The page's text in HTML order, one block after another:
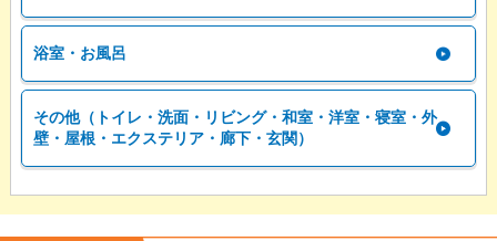
浴室・お風呂
その他（トイレ・洗面・リビング・和室・洋室・寝室・外
壁・屋根・エクステリア・廊下・玄関）